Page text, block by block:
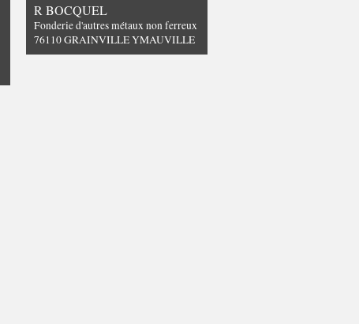
R BOCQUEL
Fonderie d'autres métaux non ferreux
76110 GRAINVILLE YMAUVILLE